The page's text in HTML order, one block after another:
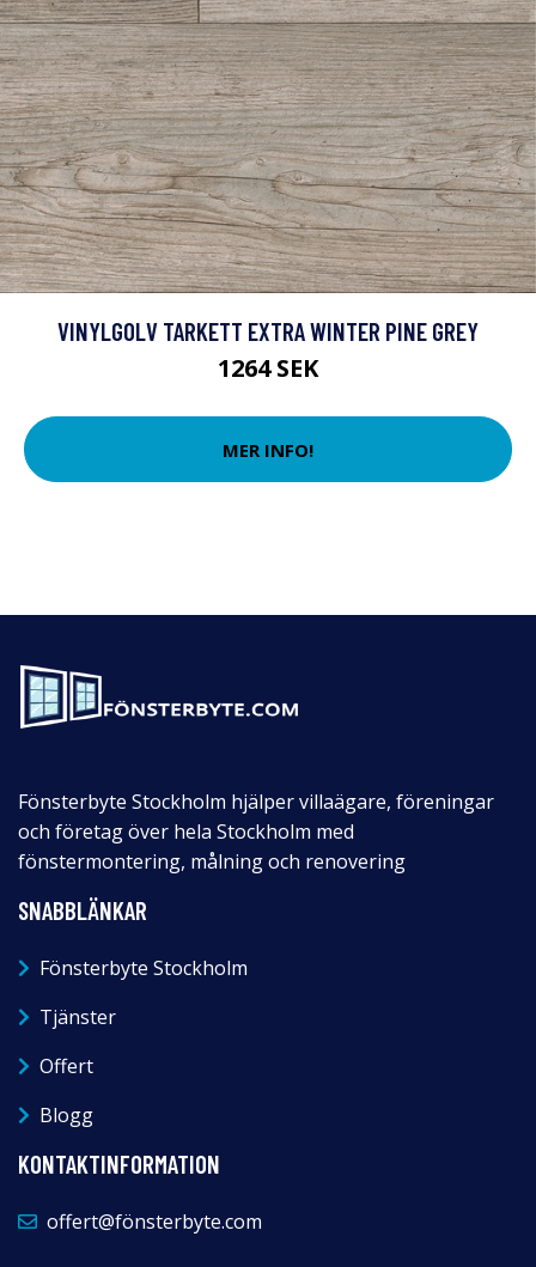
VINYLGOLV TARKETT EXTRA WINTER PINE GREY
1264 SEK
MER INFO!
Fönsterbyte Stockholm hjälper villaägare, föreningar
och företag över hela Stockholm med
fönstermontering, målning och renovering
SNABBLÄNKAR
Fönsterbyte Stockholm
Tjänster
Offert
Blogg
KONTAKTINFORMATION
offert@fönsterbyte.com